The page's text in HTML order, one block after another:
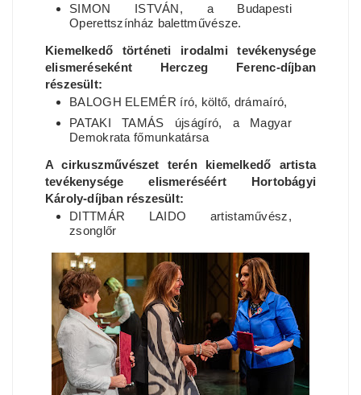
SIMON ISTVÁN, a Budapesti
Operettszínház balettművésze.
Kiemelkedő történeti irodalmi tevékenysége
elismeréseként Herczeg Ferenc-díjban
részesült:
BALOGH ELEMÉR író, költő, drámaíró,
PATAKI TAMÁS újságíró, a Magyar
Demokrata főmunkatársa
A cirkuszművészet terén kiemelkedő artista
tevékenysége elismeréséért Hortobágyi
Károly-díjban részesült:
DITTMÁR LAIDO artistaművész,
zsonglőr